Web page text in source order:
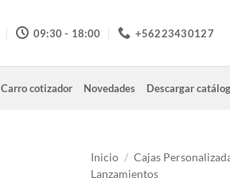
09:30 - 18:00 +56223430127
Carro cotizador Novedades Descargar
Inicio / Cajas
Lanzamientos